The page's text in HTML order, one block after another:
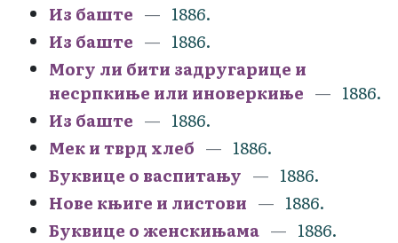
Из баште
1886.
Из баште
1886.
Могу ли бити задругарице и
несрпкиње или иноверкиње
1886.
Из баште
1886.
Мек и тврд хлеб
1886.
Буквице о васпитању
1886.
Нове књиге и листови
1886.
Буквице о женскињама
1886.